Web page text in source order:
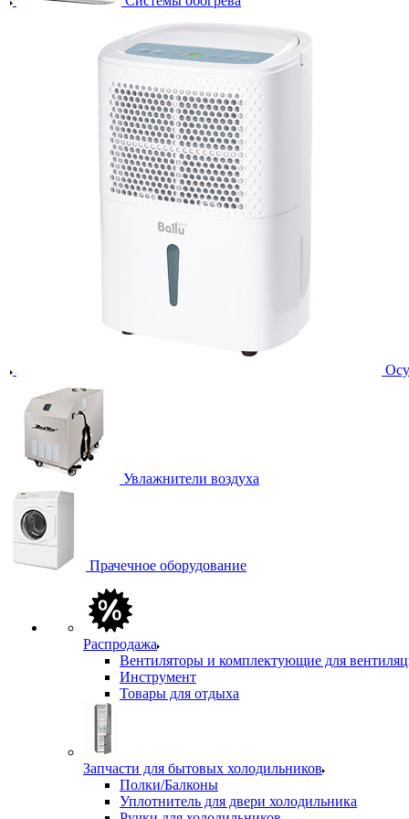
Увлажнители воздуха
Прачечное оборудование
Распродажа
Вентиляторы и комплектующие для
Инструмент
Товары для отдыха
Запчасти для бытовых холодильников
Полки/Балконы
Уплотнитель для двери холодильника